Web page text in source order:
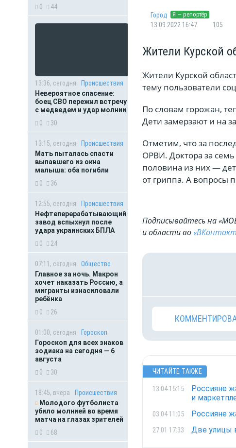
0
44
13:36, сегодня
Происшествия
Невероятное спасение:
боец СВО пережил встречу
с медведем и удар молнии
0
30
13:15, сегодня
Происшествия
Мать пыталась спасти
выпавшего из окна
малыша: оба погибли
0
36
12:55, сегодня
Происшествия
Нефтеперерабатывающий
завод вспыхнул после
удара украинских БПЛА
0
24
07:11, сегодня
Общество
Главное за ночь. Макрон
хочет наказать Россию, а
мигранты изнасиловали
ребёнка
0
26
01:00, сегодня
Гороскоп
Гороскоп для всех знаков
зодиака на сегодня — 6
августа
0
30
18:45, вчера
Происшествия
Молодого футболиста
убило молнией во время
матча на глазах зрителей
0
68
Город Я — репортёр
13.09.2022 16:47 105
Жители Курской
Жители Курской
тему пользователи
По словам горожан,
Дети замерзают и на
Отметим, что за
ОРВИ. Доктора за
половина из них —
от гриппа. А вопросы
Подписывайтесь на
и области во
ЧИТАЙТЕ ТАКЖЕ
13.04 15:15
Россияне
и
03.04 11:05 Россияне
27.01 17:33 Две улицы